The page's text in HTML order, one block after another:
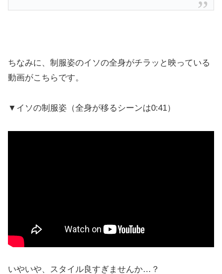
ちなみに、制服姿のイソの全身がチラッと映っている
動画がこちらです。
▼イソの制服姿（全身が移るシーンは0:41）
いやいや、スタイル良すぎませんか…？